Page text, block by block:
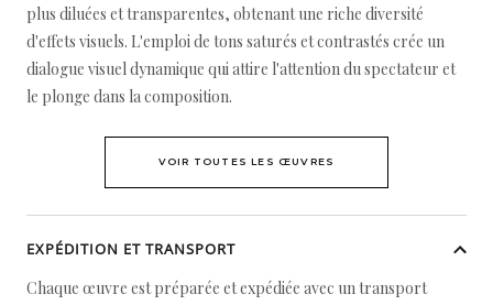
plus diluées et transparentes, obtenant une riche diversité
d'effets visuels. L'emploi de tons saturés et contrastés crée un
dialogue visuel dynamique qui attire l'attention du spectateur et
le plonge dans la composition.
VOIR TOUTES LES ŒUVRES
EXPÉDITION ET TRANSPORT
Chaque œuvre est préparée et expédiée avec un transport